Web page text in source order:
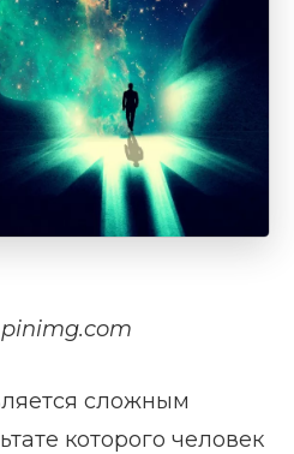
сложным
которого человек